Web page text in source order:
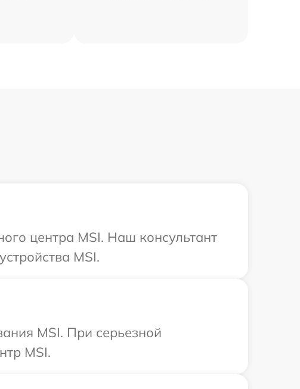
центра MSI. Наш консультант
MSI.
MSI. При серьезной
MSI.